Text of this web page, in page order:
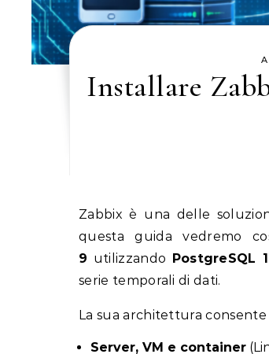
Installare
Zabbix è una delle soluzioni di monitoraggio open source più diffuse in ambienti enterprise. In
questa guida vedremo
9 utilizzando PostgreSQL
serie temporali di dati.
La sua architettura
Server, VM e container